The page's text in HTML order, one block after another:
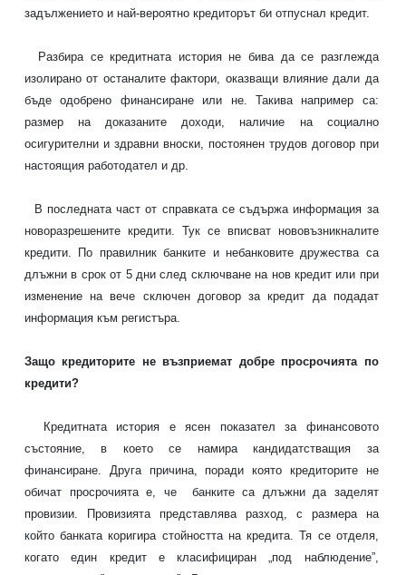
задължението и най-вероятно кредиторът би отпуснал кредит.
Разбира се кредитната история не бива да се разглежда
изолирано от останалите фактори, оказващи влияние дали да
бъде одобрено финансиране или не. Такива например са:
размер на доказаните доходи, наличие на социално
осигурителни и здравни вноски, постоянен трудов договор при
настоящия работодател и др.
В последната част от справката се съдържа информация за
новоразрешените кредити. Тук се вписват нововъзникналите
кредити. По правилник банките и небанковите дружества са
длъжни в срок от 5 дни след сключване на нов кредит или при
изменение на вече сключен договор за кредит да подадат
информация към регистъра.
Защо кредиторите не възприемат добре просрочията по
кредити?
Кредитната история е ясен показател за финансовото
състояние, в което се намира кандидатстващия за
финансиране. Друга причина, поради която кредиторите не
обичат просрочията е, че банките са длъжни да заделят
провизии. Провизията представлява разход, с размера на
който банката коригира стойността накредита. Тя се отделя,
когато един кредит е класифициран „под наблюдение”,